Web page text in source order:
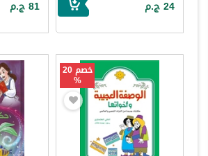
24 ج.م 81 ج.م
خصم 20
%